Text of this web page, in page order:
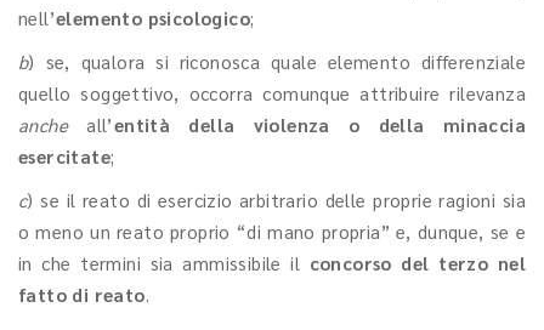
nell’elemento psicologico;
b) se, qualora si riconosca quale elemento differenziale
quello soggettivo, occorra comunque attribuire rilevanza
ancheall’entità della violenza o della minaccia
esercitate;
c) se il reato di esercizio arbitrario delle proprie ragioni sia
o meno un reato proprio “di mano propria” e, dunque, se e
in che termini sia ammissibile il concorso del terzo nel
fatto di reato.